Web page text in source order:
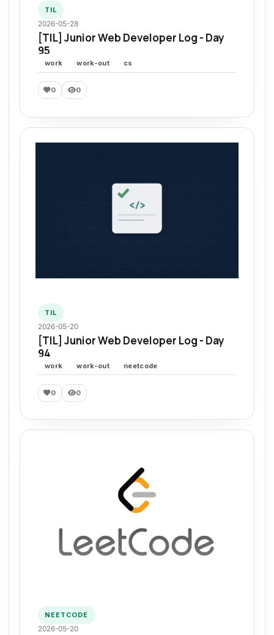
TIL
2026-05-28
[TIL] Junior Web Developer Log - Day
95
work work-out cs
0 0
TIL
2026-05-20
[TIL] Junior Web Developer Log - Day
94
work work-out neetcode
0 0
NEETCODE
2026-05-20